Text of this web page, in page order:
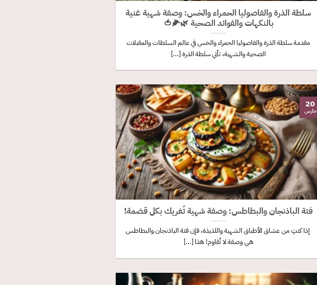
سلطة الذرة والفاصوليا الحمراء والخس: وصفة شهية غنية
بالنكهات والفوائد الصحية 🌿🌽🍅
مقدمة سلطة الذرة والفاصوليا الحمراء والخس في عالم السلطات والمقبلات
الصحية والشهية، تأتي سلطة الذرة [...]
فتة الباذنجان والبطاطس: وصفة شهية تُغريك بكل قضمة!
إذا كنتِ من عشاق الأطباق الشهية واللذيذة، فإن فتة الباذنجان والبطاطس
هي وصفة لا تُقاوم! هذا [...]
20
مارس